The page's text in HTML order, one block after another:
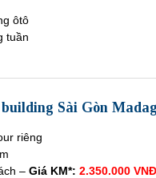
ôtô
tuần
Sài Gòn
riêng
– Giá KM*: 2.350.000